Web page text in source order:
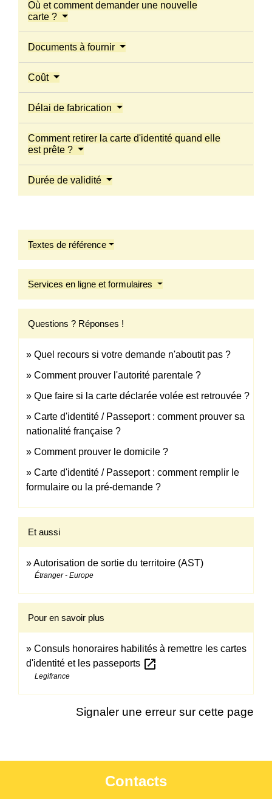
Où et comment demander une nouvelle
carte ?
Documents à fournir
Coût
Délai de fabrication
Comment retirer la carte d'identité quand elle
est prête ?
Durée de validité
Textes de référence
Services en ligne et formulaires
Questions ? Réponses !
Quel recours si votre demande n'aboutit pas ?
Comment prouver l'autorité parentale ?
Que faire si la carte déclarée volée est retrouvée ?
Carte d'identité / Passeport : comment prouver sa
nationalité française ?
Comment prouver le domicile ?
Carte d'identité / Passeport : comment remplir le
formulaire ou la pré-demande ?
Et aussi
Autorisation de sortie du territoire (AST)
Étranger - Europe
Pour en savoir plus
Consuls honoraires habilités à remettre les cartes
d'identité et les passeports open_in_new
Legifrance
Signaler une erreur sur cette page
Contacts